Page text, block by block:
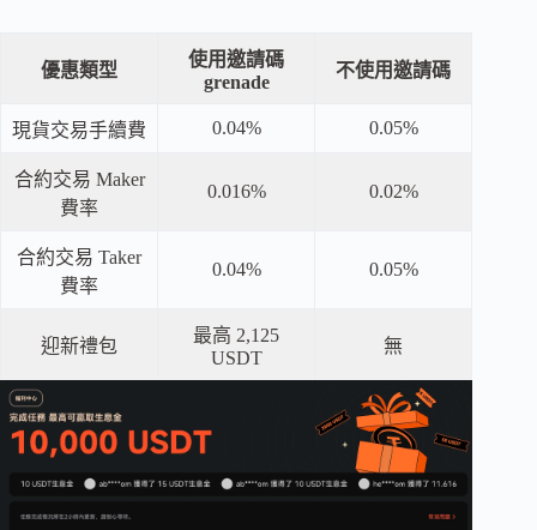
優惠類型
使用邀請碼
grenade
不使用邀請碼
現貨交易手續費 0.04% 0.05%
合約交易 Maker
費率
0.016% 0.02%
合約交易 Taker
費率
0.04% 0.05%
迎新禮包
最高 2,125
USDT
無